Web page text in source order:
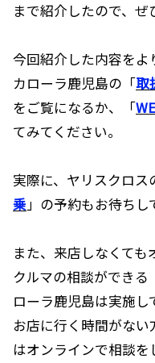
まで紹介したので、ぜ
今回紹介した内容を
カローラ鹿児島の「取
をご覧になるか、「
てみてください。
実際に、ヤリスクロ
乗」の予約もお待ちし
また、来店しなくて
クルマの相談ができる
ローラ鹿児島は実施し
お店に行く時間がな
はオンラインで相談